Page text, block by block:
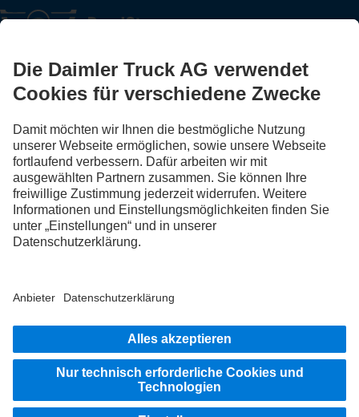
FOLLOW THE ROADSTARS.
Tausche jetzt Erfahrungen mit anderen Truckerinnen und
Steig ein
Rechtliche Hinweise
Datenschutz Schweiz
Datenschutz Aftersales